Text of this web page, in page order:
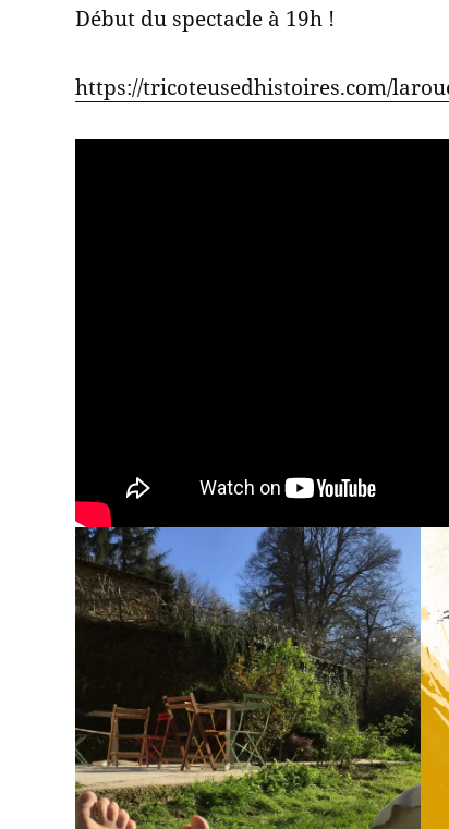
Début du spectacle à 19h !
https://tricoteusedhistoires.com/